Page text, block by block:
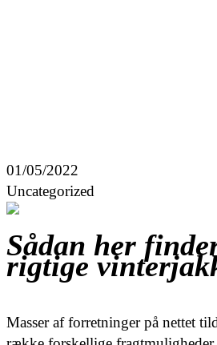
01/05/2022
Uncategorized
Sådan her
rigtige
Masser af forretninger på nettet